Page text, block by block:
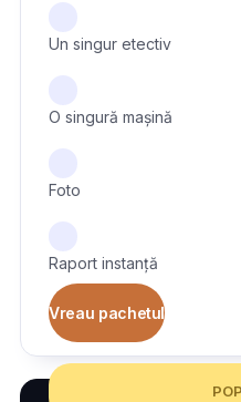
Un singur etectiv
O singură mașină
Foto
Raport instanță
Vreau pachetul